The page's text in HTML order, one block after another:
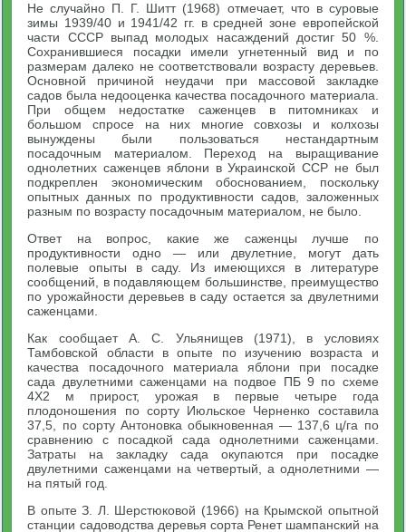
Не случайно П. Г. Шитт (1968) отмечает, что в суровые
зимы 1939/40 и 1941/42 гг. в средней зоне европейской
части СССР выпад молодых насаждений достиг 50 %.
Сохранившиеся посадки имели угнетенный вид и по
размерам далеко не соответствовали возрасту деревьев.
Основной причиной неудачи при массовой закладке
садов была недооценка качества посадочного материала.
При общем недостатке саженцев в питомниках и
большом спросе на них многие совхозы и колхозы
вынуждены были пользоваться нестандартным
посадочным материалом. Переход на выращивание
однолетних саженцев яблони в Украинской ССР не был
подкреплен экономическим обоснованием, поскольку
опытных данных по продуктивности садов, заложенных
разным по возрасту посадочным материалом, не было.
Ответ на вопрос, какие же саженцы лучше по
продуктивности одно — или двулетние, могут дать
полевые опыты в саду. Из имеющихся в литературе
сообщений, в подавляющем большинстве, преимущество
по урожайности деревьев в саду остается за двулетними
саженцами.
Как сообщает А. С. Ульянищев (1971), в условиях
Тамбовской области в опыте по изучению возраста и
качества посадочного материала яблони при посадке
сада двулетними саженцами на подвое ПБ 9 по схеме
4Х2 м прирост, урожая в первые четыре года
плодоношения по сорту Июльское Черненко составила
37,5, по сорту Антоновка обыкновенная — 137,6 ц/га по
сравнению с посадкой сада однолетними саженцами.
Затраты на закладку сада окупаются при посадке
двулетними саженцами на четвертый, а однолетними —
на пятый год.
В опыте З. Л. Шерстюковой (1966) на Крымской опытной
станции садоводства деревья сорта Ренет шампанский на